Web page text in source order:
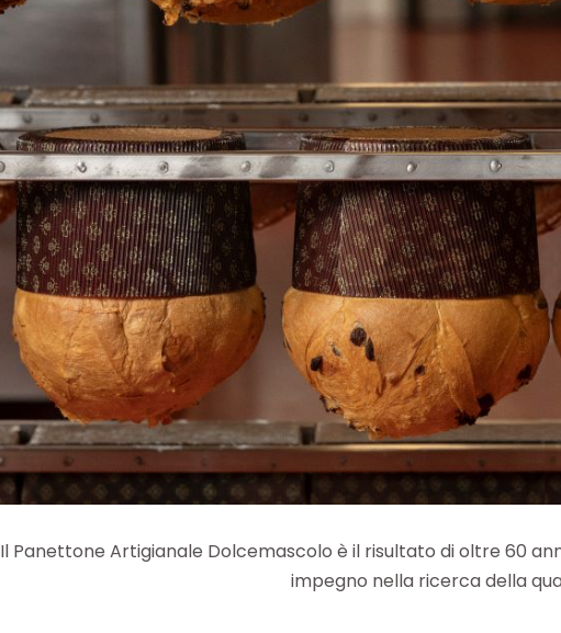
Il Panettone Artigianale Dolcemascolo è il risultato di oltre 60
impegno nella ricerca della